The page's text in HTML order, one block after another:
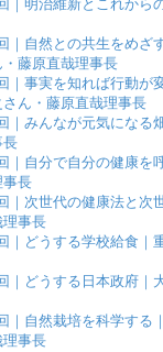
｜自然との共生をめざ
藤原直哉理事長
｜事実を知れば行動が
ん・藤原直哉理事長
｜みんなが元気になる
｜自分で自分の健康を
長
｜次世代の健康法と次
事長
｜どうする学校給食｜
｜どうする日本政府｜
｜自然栽培を科学する
事長